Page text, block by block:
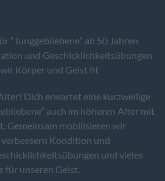
“Junggebliebene” ab 50 Jahren
und Geschicklichkeitsübungen
Körper und Geist fit
Dich erwartet eine kurzweilige
auch im höheren Alter mit
Gemeinsam mobilisieren wir
Kondition und
und vieles
für unseren Geist.